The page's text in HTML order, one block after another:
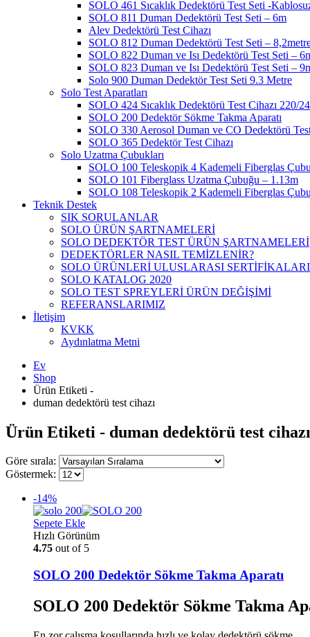
SOLO 461 Sıcaklık Dedektörü Test Seti -
SOLO 811 Duman Dedektörü Test Seti – 6m
Alev Dedektörü Test Cihazı
SOLO 812 Duman Dedektörü Test Seti –
SOLO 822 Duman ve Isı Dedektörü Test Seti –
SOLO 823 Duman ve Isı Dedektörü Test Seti –
Solo 900 Duman Dedektör Test Seti 9.3 Metre
Solo Test Aparatları
SOLO 424 Sıcaklık Dedektörü Test Cihazı 220/
SOLO 200 Dedektör Sökme Takma Aparatı
SOLO 330 Aerosol Duman ve CO Dedektörü
SOLO 365 Dedektör Test Cihazı
Solo Uzatma Çubukları
SOLO 100 Teleskopik 4 Kademeli Fiberglas
SOLO 101 Fiberglass Uzatma Çubuğu – 1.13m
SOLO 108 Teleskopik 2 Kademeli Fiberglas
Teknik Destek
SIK SORULANLAR
SOLO ÜRÜN ŞARTNAMELERİ
SOLO DEDEKTÖR TEST ÜRÜN ŞARTNAMELERİ
DEDEKTÖRLER NASIL TEMİZLENİR?
SOLO ÜRÜNLERİ ULUSLARASI SERTİFİKALARI
SOLO KATALOG 2020
SOLO TEST SPREYLERİ ÜRÜN DEĞİŞİMİ
REFERANSLARIMIZ
İletişim
KVKK
Aydınlatma Metni
Ev
Shop
Ürün Etiketi -
duman dedektörü test cihazı
Ürün Etiketi - duman dedektörü test cihazı
Göre sırala:
Göstermek:
-14%
Sepete Ekle
Hızlı Görünüm
4.75 out of 5
SOLO 200 Dedektör Sökme Takma Aparatı
SOLO 200 Dedektör Sökme Takma